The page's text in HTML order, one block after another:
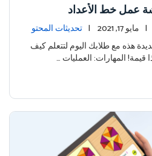
عمل خط الأعداد
| مايو 17, 2021 | تحديثات المحتو
هذه مع طلابك اليوم لتتعلم كيف
المهارات: العمليات …